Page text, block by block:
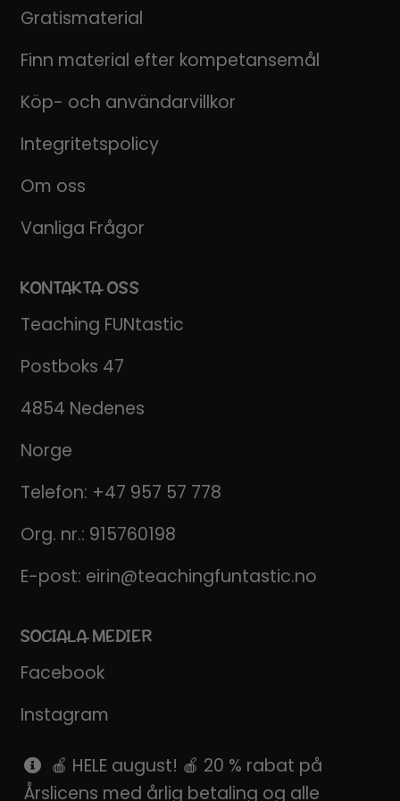
Gratismaterial
Finn material efter kompetansemål
Köp- och användarvillkor
Integritetspolicy
Om oss
Vanliga Frågor
KONTAKTA OSS
Teaching FUNtastic
Postboks 47
4854 Nedenes
Norge
Telefon: +47 957 57 778
Org. nr.: 915760198
E-post: eirin@teachingfuntastic.no
SOCIALA MEDIER
Facebook
Instagram
Pinterest
🍎 HELE august! 🍎 20 % rabat på
Årslicens med årlig betaling og alle